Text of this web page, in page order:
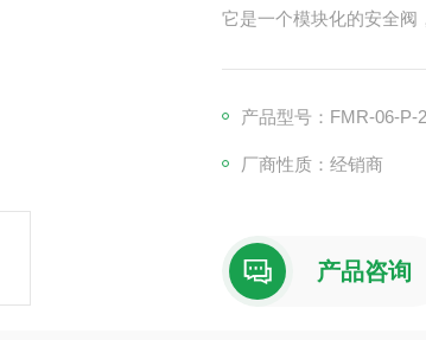
它是一个模块化的安全阀
产品型号：FMR-06-P-
厂商性质：经销商
产品咨询